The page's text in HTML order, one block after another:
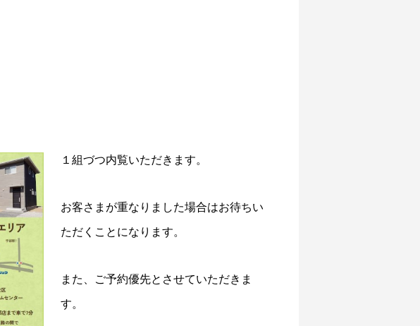
１組づつ内覧いただきます。
お客さまが重なりました場合はお待ちい
ただくことになります。
また、ご予約優先とさせていただきま
す。